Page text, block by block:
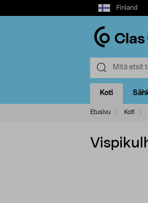
Select
market
Finland
Koti
Etusivu Koti